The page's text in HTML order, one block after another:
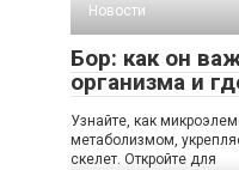
Новости
Бор: как он
организма и
Узнайте, как
метаболизмом,
скелет. Откройте для